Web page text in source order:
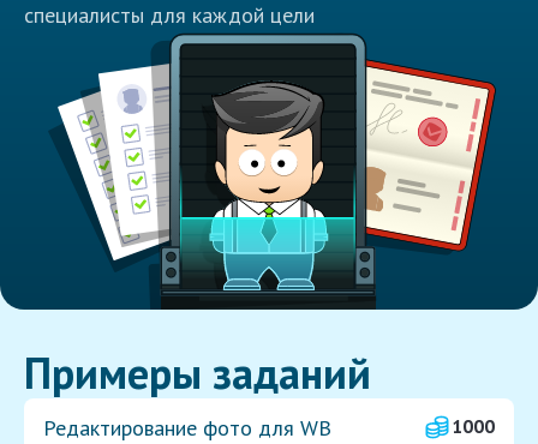
специалисты для каждой цели
Примеры заданий
Редактирование фото для WB
1000